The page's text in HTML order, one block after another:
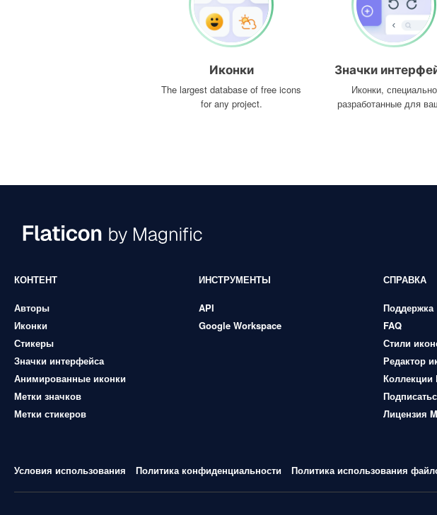
Иконки
The largest database of free icons
for any project.
Значки
Иконки, специально
разработанные для
КОНТЕНТ
Авторы
Иконки
Стикеры
Значки интерфейса
Анимированные иконки
Метки значков
Метки стикеров
ИНСТРУМЕНТЫ
API
Google Workspace
СПРАВКА
Поддержка
FAQ
Стили
Редактор
Коллекции
Лицензия
Условия использования Политика конфиденциальности Политика использования